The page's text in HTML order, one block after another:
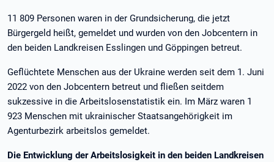
11 809 Personen waren in der Grundsicherung, die jetzt
Bürgergeld heißt, gemeldet und wurden von den Jobcentern in
den beiden Landkreisen Esslingen und Göppingen betreut.
Geflüchtete Menschen aus der Ukraine werden seit dem 1. Juni
2022 von den Jobcentern betreut und fließen seitdem
sukzessive in die Arbeitslosenstatistik ein. Im März waren 1
923 Menschen mit ukrainischer Staatsangehörigkeit im
Agenturbezirk arbeitslos gemeldet.
Die Entwicklung der Arbeitslosigkeit in den beiden Landkreisen